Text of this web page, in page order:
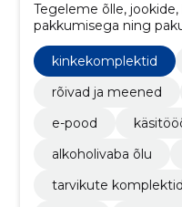
Tegeleme õlle,
pakkumisega ning
elamusi läbi oma
kinkekomplektid
rõivad ja meened
e-pood
alkoholivaba õlu
tarvikute komplektid